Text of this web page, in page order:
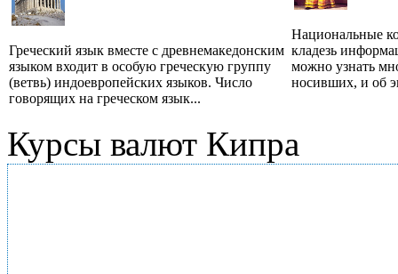
Греческий язык вместе с древнемакедонским
языком входит в особую греческую группу
(ветвь) индоевропейских языков. Число
говорящих на греческом язык...
Национальные
кладезь
можно узнать
носивших, и об
Курсы валют Кипра